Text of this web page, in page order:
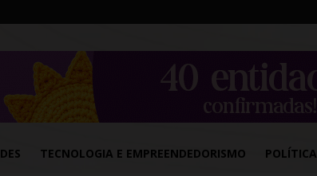
TECNOLOGIA E EMPREENDEDORISMO POLÍTICA